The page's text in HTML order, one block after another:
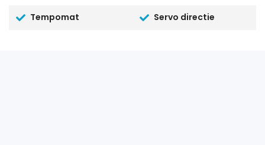
Tempomat Servo directie